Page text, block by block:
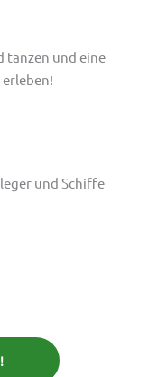
tanzen und eine
und Schiffe